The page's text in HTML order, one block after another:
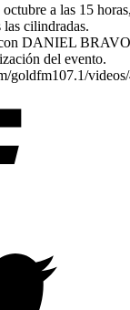
a las 15
las cilindradas.
DANIEL
del evento.
goldfm107.1/